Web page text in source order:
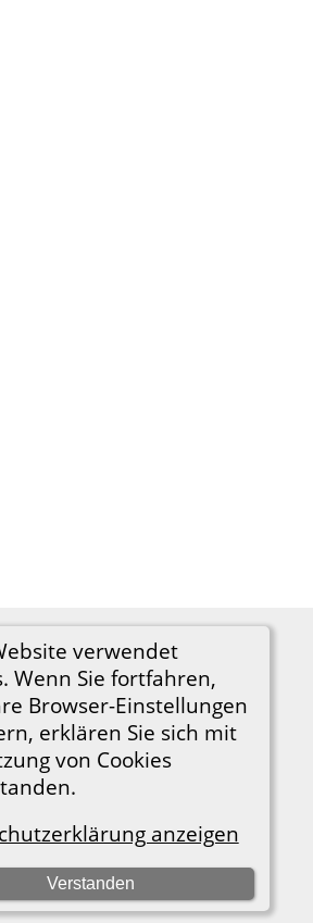
verwendet
Wenn Sie fortfahren,
Browser-Einstellungen
erklären Sie sich mit
von Cookies
anzeigen
Verstanden